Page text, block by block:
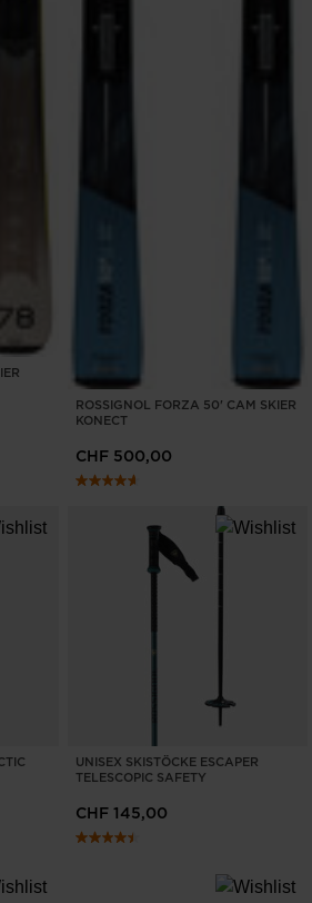
ROSSIGNOL FORZA 50' CAM SKIER
KONECT
CHF 500,00
UNISEX SKISTÖCKE ESCAPER
TELESCOPIC SAFETY
CHF 145,00